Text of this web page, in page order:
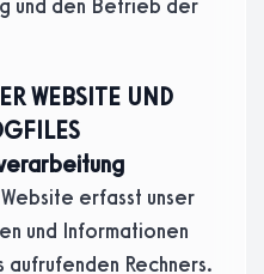
und den Betrieb der
WEBSITE UND
erfasst unser
und Informationen
Rechners.